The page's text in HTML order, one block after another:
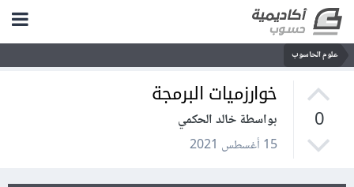
علوم الحاسوب
0
خوارزميات البرمجة
بواسطة خالد الحكمي
15 أغسطس 2021